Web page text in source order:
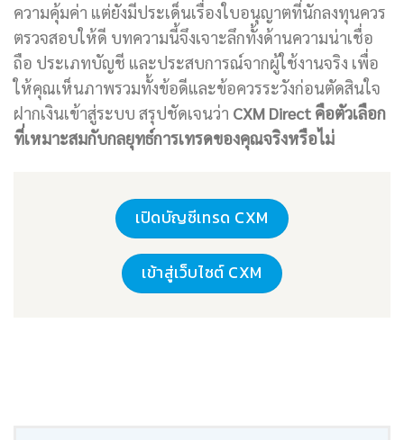
ความคุ้มค่า แต่ยังมีประเด็นเรื่องใบอนุญาตที่นักลงทุนควร
ตรวจสอบให้ดี บทความนี้จึงเจาะลึกทั้งด้านความน่าเชื่อ
ถือ ประเภทบัญชี และประสบการณ์จากผู้ใช้งานจริง เพื่อ
ให้คุณเห็นภาพรวมทั้งข้อดีและข้อควรระวังก่อนตัดสินใจ
ฝากเงินเข้าสู่ระบบ สรุปชัดเจนว่า CXM Direct คือตัวเลือก
ที่เหมาะสมกับกลยุทธ์การเทรดของคุณจริงหรือไม่
เปิดบัญชีเทรด CXM
เข้าสู่เว็บไซต์ CXM